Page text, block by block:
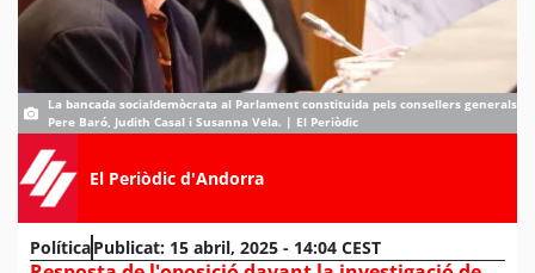
La bancada socialdemòcrata al Parlament constituida pels consellers generals
Pere Baró, Judith Casal i Susanna Vela. | El Periòdic
El Periòdic d'Andorra
PolíticaPublicat: 15 abril, 2025 - 14:04 CEST